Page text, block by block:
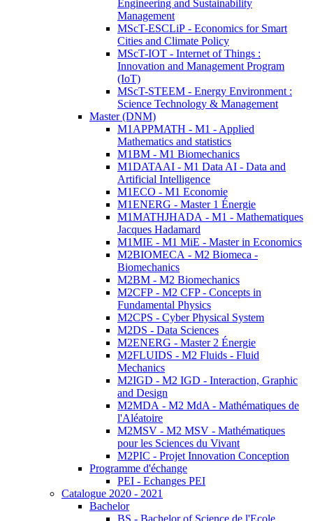
Engineering and Sustainability
Management
MScT-ESCLiP - Economics for Smart
Cities and Climate Policy
MScT-IOT - Internet of Things :
Innovation and Management Program
(IoT)
MScT-STEEM - Energy Environment :
Science Technology & Management
Master (DNM)
M1APPMATH - M1 - Applied
Mathematics and statistics
M1BM - M1 Biomechanics
M1DATAAI - M1 Data AI - Data and
Artificial Intelligence
M1ECO - M1 Economie
M1ENERG - Master 1 Énergie
M1MATHJHADA - M1 - Mathematiques
Jacques Hadamard
M1MIE - M1 MiE - Master in Economics
M2BIOMECA - M2 Biomeca -
Biomechanics
M2BM - M2 Biomechanics
M2CFP - M2 CFP - Concepts in
Fundamental Physics
M2CPS - Cyber Physical System
M2DS - Data Sciences
M2ENERG - Master 2 Énergie
M2FLUIDS - M2 Fluids - Fluid
Mechanics
M2IGD - M2 IGD - Interaction, Graphic
and Design
M2MDA - M2 MdA - Mathématiques de
l'Aléatoire
M2MSV - M2 MSV - Mathématiques
pour les Sciences du Vivant
M2PIC - Projet Innovation Conception
Programme d'échange
PEI - Echanges PEI
Catalogue 2020 - 2021
Bachelor
BS - Bachelor of Science de l'Ecole